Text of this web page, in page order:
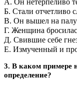
А. Он нетерпеливо
Б. Стали отчетливо
В. Он вышел на
Г. Женщина
Д. Свившие себе
Е. Измученный и
3. В каком примере
определение?